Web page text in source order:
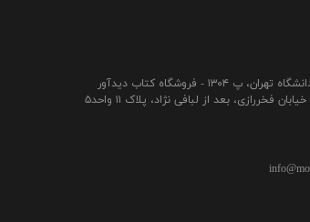
- فروشگاه کتاب دیدآور
فخررازی، بعد از لبافی نژاد، پلاک ۱۱ واحد۵